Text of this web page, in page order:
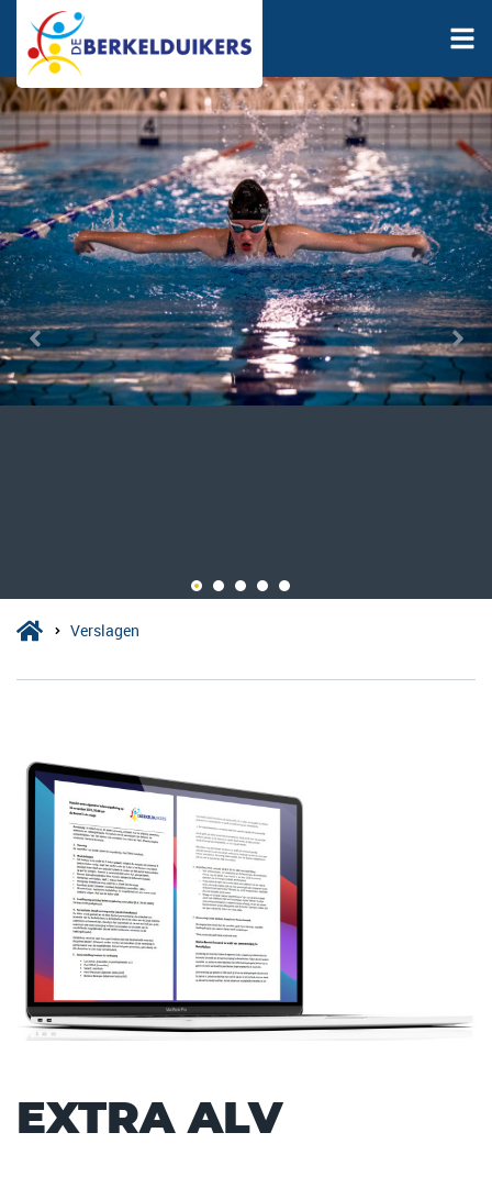
Verslagen
EXTRA ALV